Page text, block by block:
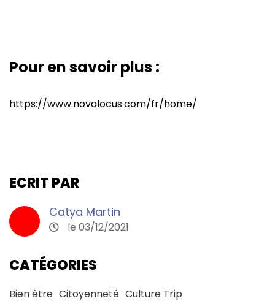
Pour en savoir plus :
https://www.novalocus.com/fr/home/
ECRIT PAR
Catya Martin
le 03/12/2021
CATÉGORIES
Bien être Citoyenneté Culture Trip